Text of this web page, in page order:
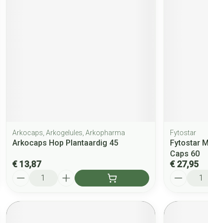
Arkocaps, Arkogelules, Arkopharma
Arkocaps Hop Plantaardig 45
€ 13,87
Fytostar
Fytostar
Caps 60
€ 27,95